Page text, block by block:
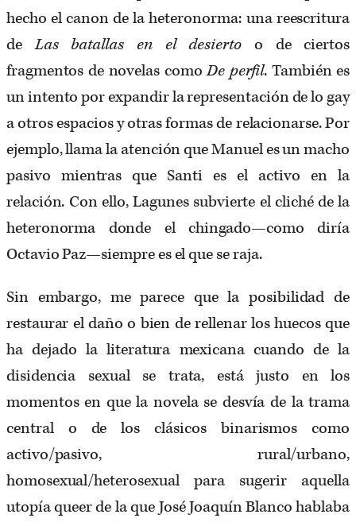
hecho el canon de la heteronorma: una reescritura
deLas batallas en el desiertoo de ciertos
fragmentos de novelas comoDe perfil. También es
un intento por expandir la representación de lo gay
a otros espacios y otras formas de relacionarse. Por
ejemplo, llama la atención que Manuel es un macho
pasivo mientras que Santi es el activo en la
relación. Con ello, Lagunes subvierte el cliché de la
heteronorma donde el chingado—como diría
Octavio Paz—siempre es el que se raja.
Sin embargo, me parece que la posibilidad de
restaurar el daño o bien de rellenar los huecos que
ha dejado la literatura mexicana cuando de la
disidencia sexual se trata, está justo en los
momentos en que la novela se desvía de la trama
central o de los clásicos binarismos como
activo/pasivo, rural/urbano,
homosexual/heterosexual para sugerir aquella
utopía queer de la que José Joaquín Blanco hablaba